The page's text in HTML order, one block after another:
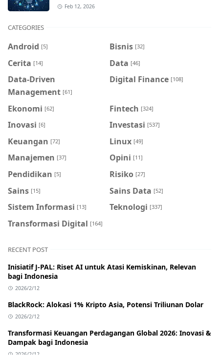
Feb 12, 2026
CATEGORIES
Android [5] Bisnis [32]
Cerita [14] Data [46]
Data-Driven
Management [61]
Digital Finance [108]
Ekonomi [62] Fintech [324]
Inovasi [6] Investasi [537]
Keuangan [72] Linux [49]
Manajemen [37] Opini [11]
Pendidikan [5] Risiko [27]
Sains [15] Sains Data [52]
Sistem Informasi [13] Teknologi [337]
Transformasi Digital [164]
RECENT POST
Inisiatif J-PAL: Riset AI untuk Atasi Kemiskinan, Relevan
bagi Indonesia
2026/2/12
BlackRock: Alokasi 1% Kripto Asia, Potensi Triliunan Dolar
2026/2/12
Transformasi Keuangan Perdagangan Global 2026: Inovasi &
Dampak bagi Indonesia
2026/2/12